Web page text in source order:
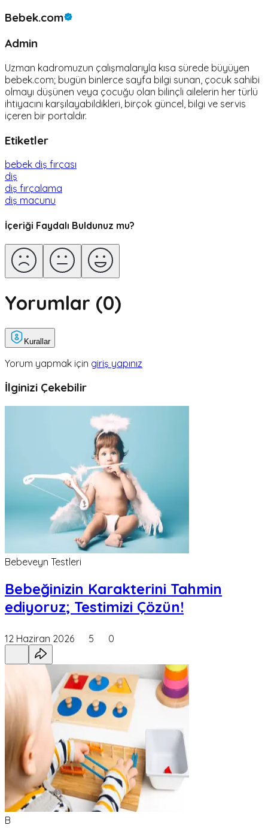
Bebek.com
Admin
Uzman kadromuzun çalışmalarıyla kısa sürede büyüyen
bebek.com; bugün binlerce sayfa bilgi sunan, çocuk sahibi
olmayı düşünen veya çocuğu olan bilinçli ailelerin her türlü
ihtiyacını karşılayabildikleri, birçok güncel, bilgi ve servis
içeren bir portaldır.
Etiketler
bebek diş fırçası
diş
diş fırçalama
diş macunu
İçeriği Faydalı Buldunuz mu?
Yorumlar (0)
Kurallar
Yorum yapmak için giriş yapınız
İlginizi Çekebilir
Bebeveyn Testleri
Bebeğinizin Karakterini Tahmin
ediyoruz; Testimizi Çözün!
12 Haziran 2026 5 0
B